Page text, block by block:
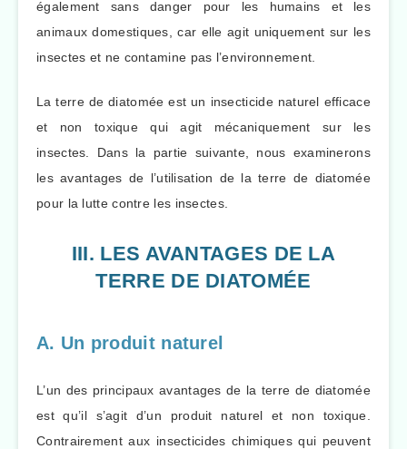
également sans danger pour les humains et les
animaux domestiques, car elle agit uniquement sur les
insectes et ne contamine pas l’environnement.
La terre de diatomée est un insecticide naturel efficace
et non toxique qui agit mécaniquement sur les
insectes. Dans la partie suivante, nous examinerons
les avantages de l’utilisation de la terre de diatomée
pour la lutte contre les insectes.
III. LES AVANTAGES DE LA
TERRE DE DIATOMÉE
A. Un produit naturel
L’un des principaux avantages de la terre de diatomée
est qu’il s’agit d’un produit naturel et non toxique.
Contrairement aux insecticides chimiques qui peuvent